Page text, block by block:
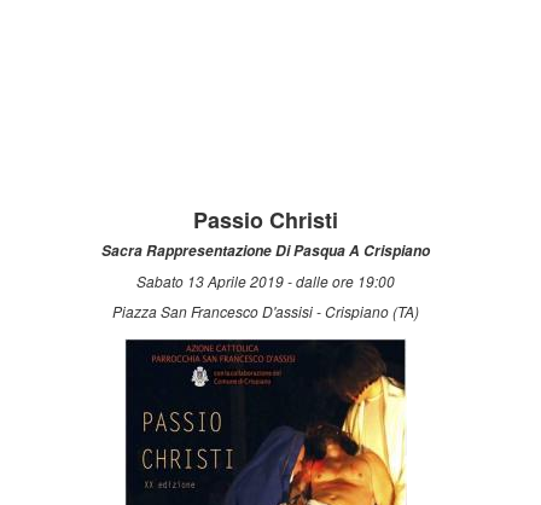
Passio Christi
Sacra Rappresentazione Di Pasqua A Crispiano
Sabato 13 Aprile 2019 - dalle ore 19:00
Piazza San Francesco D'assisi - Crispiano (TA)